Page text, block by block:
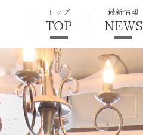
トップ
TOP
最新情報
NEWS